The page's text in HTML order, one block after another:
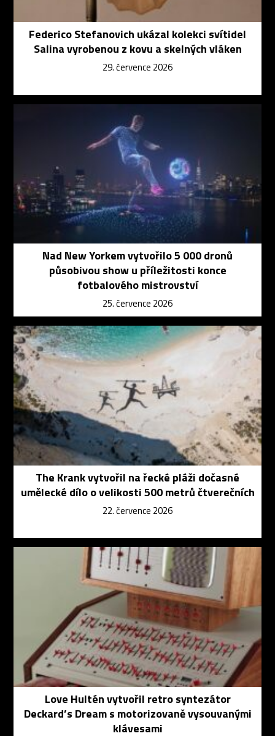
Federico Stefanovich ukázal kolekci svítidel
Salina vyrobenou z kovu a skelných vláken
29. července 2026
Nad New Yorkem vytvořilo 5 000 dronů
působivou show u příležitosti konce
fotbalového mistrovství
25. července 2026
The Krank vytvořil na řecké pláži dočasné
umělecké dílo o velikosti 500 metrů čtverečních
22. července 2026
Love Hultén vytvořil retro syntezátor
Deckard’s Dream s motorizovaně vysouvanými
klávesami